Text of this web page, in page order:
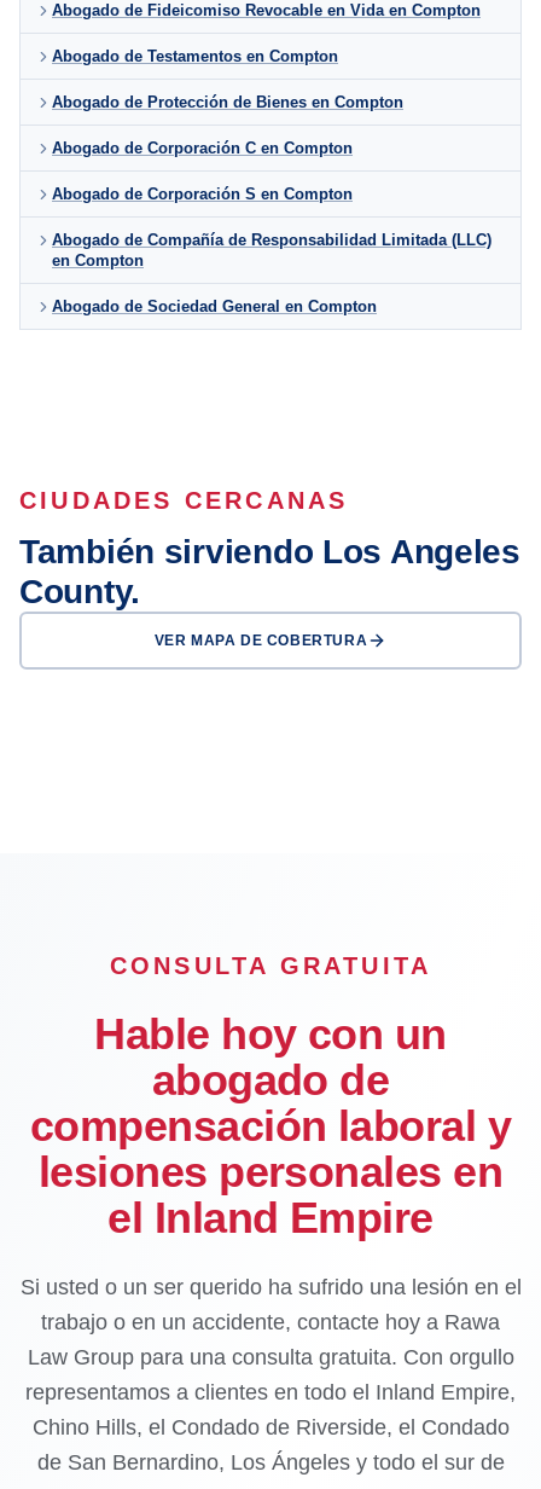
Abogado de Fideicomiso Revocable en Vida en Compton
Abogado de Testamentos en Compton
Abogado de Protección de Bienes en Compton
Abogado de Corporación C en Compton
Abogado de Corporación S en Compton
Abogado de Compañía de Responsabilidad Limitada (LLC)
en Compton
Abogado de Sociedad General en Compton
CIUDADES CERCANAS
También sirviendo Los Angeles
County.
VER MAPA DE COBERTURA
CONSULTA GRATUITA
Hable hoy con un
abogado de
compensación laboral y
lesiones personales en
el Inland Empire
Si usted o un ser querido ha sufrido una lesión en el
trabajo o en un accidente, contacte hoy a Rawa
Law Group para una consulta gratuita. Con orgullo
representamos a clientes en todo el Inland Empire,
Chino Hills, el Condado de Riverside, el Condado
de San Bernardino, Los Ángeles y todo el sur de